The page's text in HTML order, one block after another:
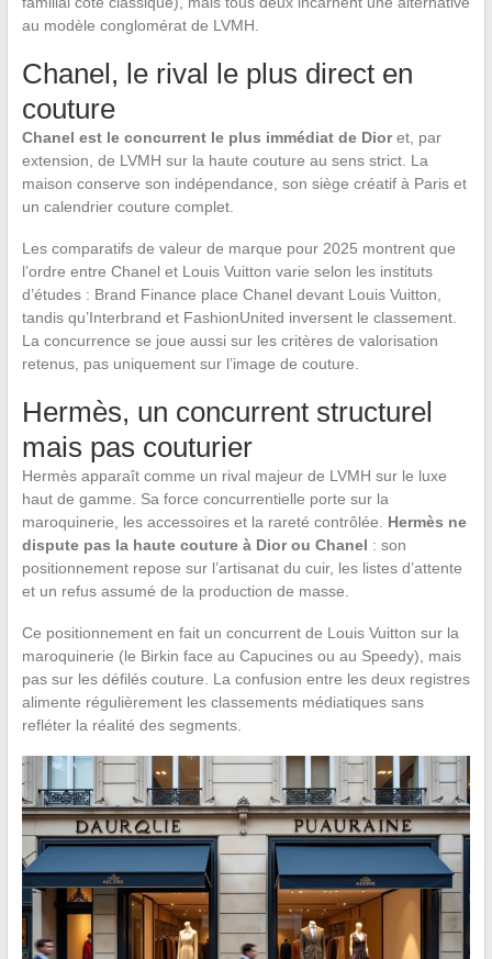
au modèle conglomérat de LVMH.
Chanel, le rival le plus direct en
couture
Chanel est le concurrent le plus immédiat de Dioret, par
extension, de LVMH sur la haute couture au sens strict. La
maison conserve son indépendance, son siège créatif à Paris et
un calendrier couture complet.
Les comparatifs de valeur de marque pour 2025 montrent que
l’ordre entre Chanel et Louis Vuitton varie selon les instituts
d’études : Brand Finance place Chanel devant Louis Vuitton,
tandis qu’Interbrand et FashionUnited inversent le classement.
La concurrence se joue aussi sur les critères de valorisation
retenus, pas uniquement sur l’image de couture.
Hermès, un concurrent structurel
mais pas couturier
Hermès apparaît comme un rival majeur de LVMH sur le luxe
haut de gamme. Sa force concurrentielle porte sur la
maroquinerie, les accessoires et la rareté contrôlée. Hermès ne
dispute pas la haute couture à Dior ou Chanel : son
positionnement repose sur l’artisanat du cuir, les listes d’attente
et un refus assumé de la production de masse.
Ce positionnement en fait un concurrent de Louis Vuitton sur la
maroquinerie (le Birkin face au Capucines ou au Speedy), mais
pas sur les défilés couture. La confusion entre les deux registres
alimente régulièrement les classements médiatiques sans
refléter la réalité des segments.